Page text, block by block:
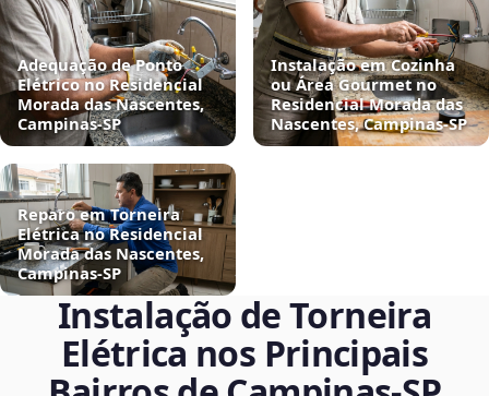
Adequação de Ponto
Elétrico no Residencial
Morada das Nascentes,
Campinas‑SP
Instalação em Cozinha
ou Área Gourmet no
Residencial Morada das
Nascentes, Campinas‑SP
Reparo em Torneira
Elétrica no Residencial
Morada das Nascentes,
Campinas‑SP
Instalação de Torneira
Elétrica nos Principais